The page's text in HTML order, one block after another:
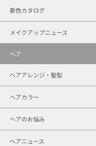
新色カタログ
メイクアップニュース
ヘア
ヘアアレンジ・髪型
ヘアカラー
ヘアのお悩み
ヘアニュース